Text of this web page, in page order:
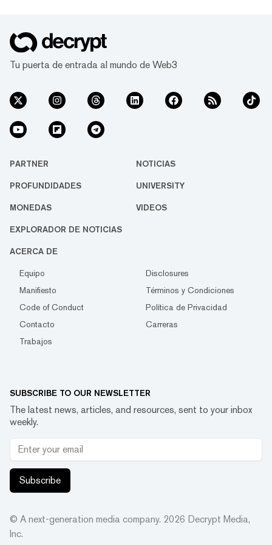
Tu puerta de entrada al mundo de Web3
PARTNER NOTICIAS
PROFUNDIDADES UNIVERSITY
MONEDAS VIDEOS
EXPLORADOR DE NOTICIAS
ACERCA DE
Equipo
Disclosures
Manifiesto
Términos y Condiciones
Code of Conduct
Política de Privacidad
Contacto
Carreras
Trabajos
SUBSCRIBE TO OUR NEWSLETTER
The latest news, articles, and resources, sent to your inbox
weekly.
Subscribe
© A next-generation media company. 2026 Decrypt Media,
Inc.